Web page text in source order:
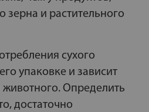
и растительного
сухого
упаковке и зависит
животного. Определить
достаточно